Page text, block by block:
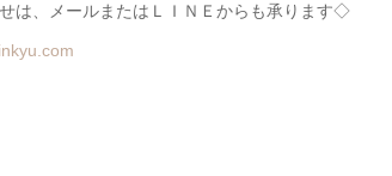
は、メールまたはＬＩＮＥからも承ります◇